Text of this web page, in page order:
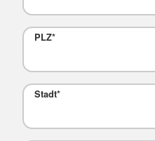
PLZ*
Stadt*